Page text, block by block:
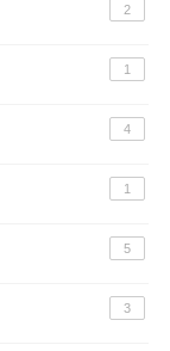
2
1
4
1
5
3